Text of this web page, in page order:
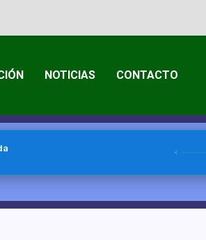
NOTICIAS CONTACTO